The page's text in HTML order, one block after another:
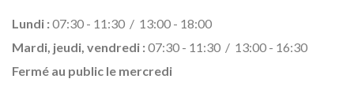
Lundi :07:30 - 11:30 / 13:00 - 18:00
Mardi, jeudi, vendredi :07:30 - 11:30 / 13:00 - 16:30
Fermé au public le mercredi